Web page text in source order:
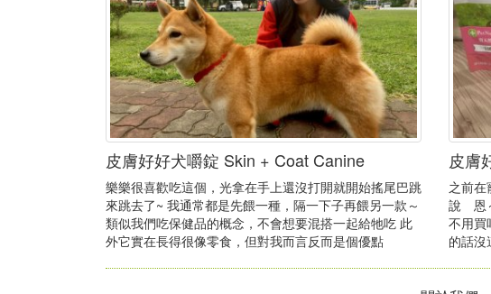
皮膚好好犬嚼錠 Skin + Coat Canine
樂樂很喜歡吃這個，光拿在手上還沒打開就開始搖尾巴跳
來跳去了~ 我通常都是先餵一種，隔一下子再餵另一款～
類似我們吃保健品的概念，不會想要混搭一起給牠吃 此
外它實在長得很像零食，但對我而言反而是個優點
皮膚
之前在
說 恩
不用買
的話沒